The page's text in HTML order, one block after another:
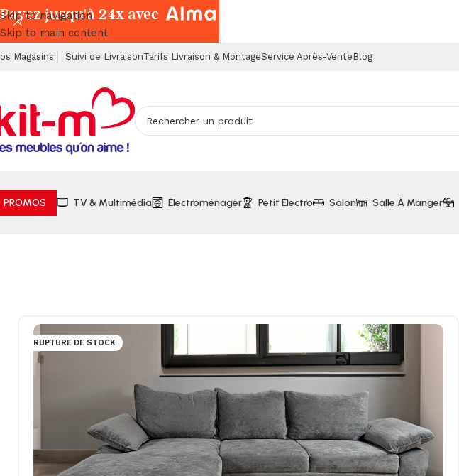
Skip to navigation
Skip to main content
Magasins Suivi de LivraisonTarifs Livraison & MontageService Après-Vente Blog
PROMOS TV & Multimédia Électroménager Petit Électro Salon Salle À Manger
RUPTURE DE STOCK
Payez jusqu'à 24x avec